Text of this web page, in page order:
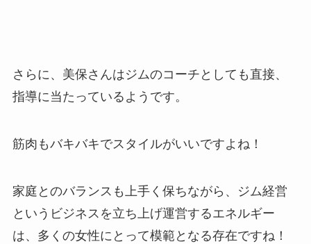
さらに、美保さんはジムのコーチとしても直接、
指導に当たっているようです。
筋肉もバキバキでスタイルがいいですよね！
家庭とのバランスも上手く保ちながら、ジム経営
というビジネスを立ち上げ運営するエネルギー
は、多くの女性にとって模範となる存在ですね！